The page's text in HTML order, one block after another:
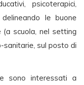
psicoterapici,
le buone
scuola, nel setting
sanitarie, sul posto di
sono interessati a